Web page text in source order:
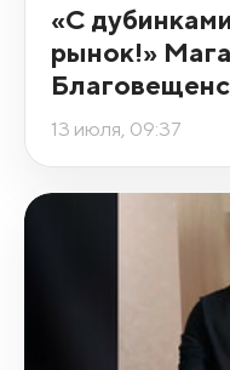
«С
рынок!»
13 июля, 09:37